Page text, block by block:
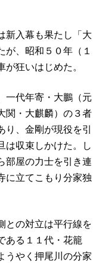
新入幕も果たし「大
が、昭和５０年（１
狂いはじめた。
一代年寄・大鵬（元
関・大麒麟）の３者
り、金剛が現役を引
は収束しかけた。し
部屋の力士を引き連
に立てこもり分家独
との対立は平行線を
ある１１代・花籠
うやく押尾川の分家